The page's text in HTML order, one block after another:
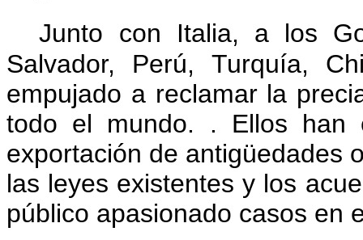
Junto con Italia, a los
Salvador, Perú, Turquía,
empujado a reclamar la
todo el mundo.
. Ellos han
exportación de antigüedades
las leyes existentes y los
público apasionado casos en